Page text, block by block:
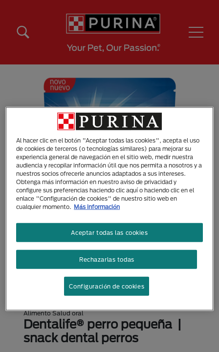
Alimento Salud oral
Dentalife® perro pequeña |
snack dental perros
Al hacer clic en el botón "Aceptar todas las cookies", acepta el uso
de cookies de terceros (o tecnologías similares) para mejorar su
experiencia general de navegación en el sitio web, medir nuestra
audiencia y recopilar información útil que nos permita a nosotros y a
nuestros socios ofrecerle anuncios adaptados a sus intereses.
Obtenga más información en nuestro aviso de privacidad y
configure sus preferencias haciendo clic aquí o haciendo clic en el
enlace "Configuración de cookies" de nuestro sitio web en
cualquier momento.
Más información
Rechazarlas todas
Aceptar todas las cookies
Configuración de cookies